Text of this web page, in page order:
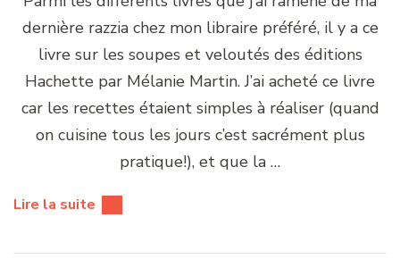
dernière razzia chez mon libraire préféré, il y a ce
livre sur les soupes et veloutés des éditions
Hachette par Mélanie Martin. J’ai acheté ce livre
car les recettes étaient simples à réaliser (quand
on cuisine tous les jours c’est sacrément plus
pratique!), et que la …
Lire la suite